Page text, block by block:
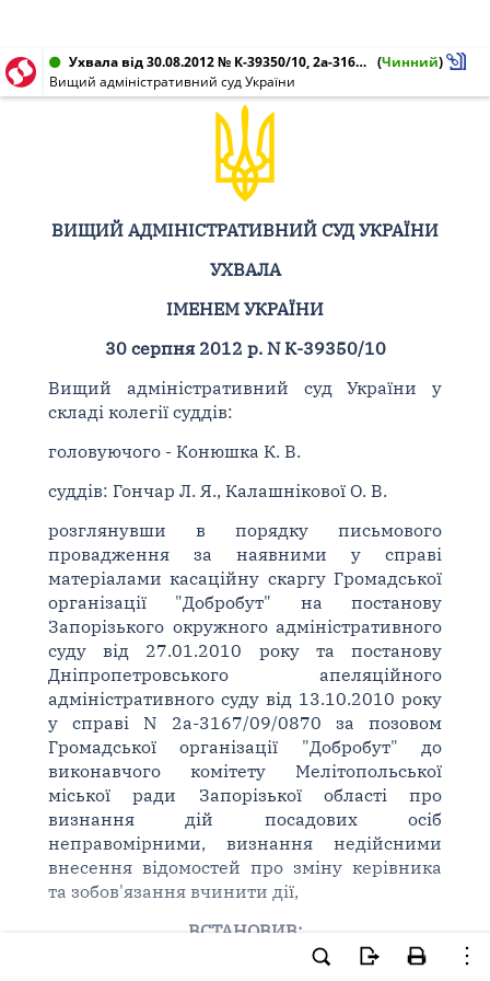
Ухвала від 30.08.2012 № К-39350/10, 2а-3167/09/0870 (Чинний)
Вищий адміністративний суд України
ВИЩИЙ АДМІНІСТРАТИВНИЙ СУД УКРАЇНИ
УХВАЛА
ІМЕНЕМ УКРАЇНИ
30 серпня 2012 р. N К-39350/10
Вищий адміністративний суд України у
складі колегії суддів:
головуючого - Конюшка К. В.
суддів: Гончар Л. Я., Калашнікової О. В.
розглянувши в порядку письмового
провадження за наявними у справі
матеріалами касаційну скаргу Громадської
організації "Добробут" на постанову
Запорізького окружного адміністративного
суду від 27.01.2010 року та постанову
Дніпропетровського апеляційного
адміністративного суду від 13.10.2010 року
у справі N 2а-3167/09/0870 за позовом
Громадської організації "Добробут" до
виконавчого комітету Мелітопольської
міської ради Запорізької області про
визнання дій посадових осіб
неправомірними, визнання недійсними
внесення відомостей про зміну керівника
та зобов'язання вчинити дії,
ВСТАНОВИВ:
У травні 2009 року Громадська організація